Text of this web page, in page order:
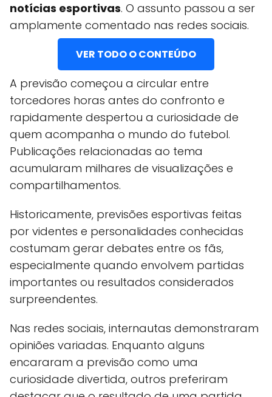
notícias esportivas. O assunto passou a ser
amplamente comentado nas redes sociais.
VER TODO O CONTEÚDO
A previsão começou a circular entre
torcedores horas antes do confronto e
rapidamente despertou a curiosidade de
quem acompanha o mundo do futebol.
Publicações relacionadas ao tema
acumularam milhares de visualizações e
compartilhamentos.
Historicamente, previsões esportivas feitas
por videntes e personalidades conhecidas
costumam gerar debates entre os fãs,
especialmente quando envolvem partidas
importantes ou resultados considerados
surpreendentes.
Nas redes sociais, internautas demonstraram
opiniões variadas. Enquanto alguns
encararam a previsão como uma
curiosidade divertida, outros preferiram